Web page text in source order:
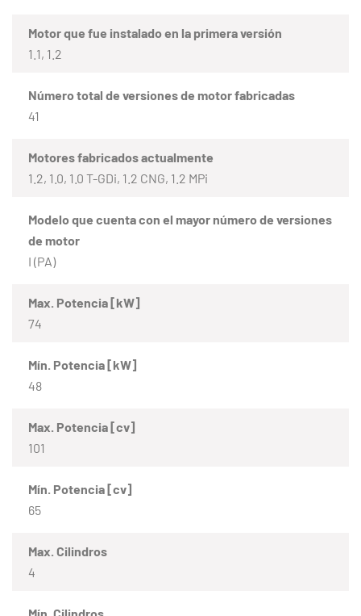
Motor que fue instalado en la primera versión
1.1, 1.2
Número total de versiones de motor fabricadas
41
Motores fabricados actualmente
1.2, 1.0, 1.0 T-GDi, 1.2 CNG, 1.2 MPi
Modelo que cuenta con el mayor número de versiones
de motor
I (PA)
Max. Potencia [kW]
74
Mín. Potencia [kW]
48
Max. Potencia [cv]
101
Mín. Potencia [cv]
65
Max. Cilindros
4
Mín. Cilindros